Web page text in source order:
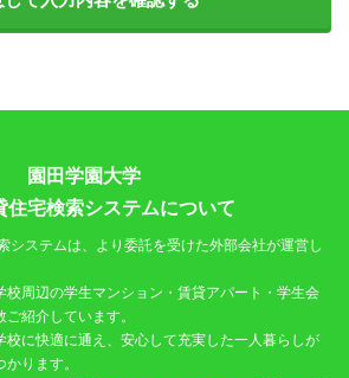
園田学園大学
住宅検索システムについて
システムは、より委託を受けた外部会社が運営し
校周辺の学生マンション・賃貸アパート・学生会
紹介しています。
校に快適に通え、安心して充実した一人暮らしが
ります。